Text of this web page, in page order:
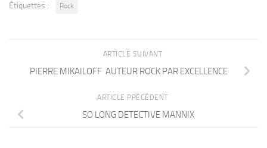
Étiquettes : Rock
ARTICLE SUIVANT
PIERRE MIKAILOFF AUTEUR ROCK PAR EXCELLENCE
ARTICLE PRÉCÉDENT
SO LONG DETECTIVE MANNIX